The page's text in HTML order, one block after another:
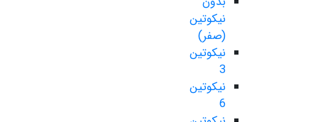
نیکوتین
(صفر)
نیکوتین
3
نیکوتین
6